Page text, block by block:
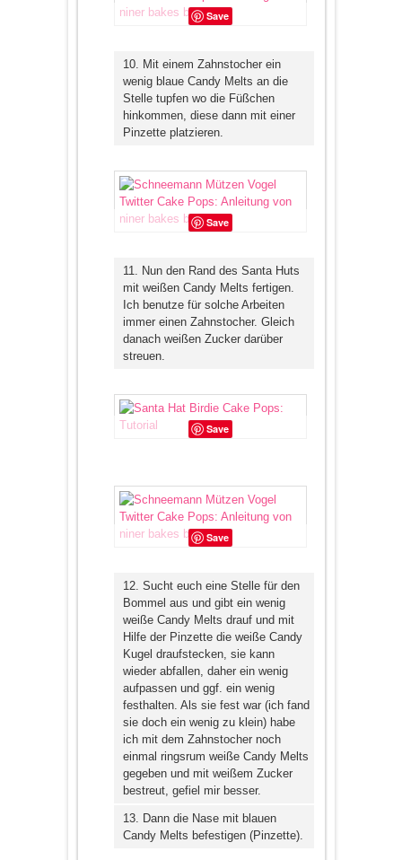
Save
10. Mit einem Zahnstocher ein
wenig blaue Candy Melts an die
Stelle tupfen wo die Füßchen
hinkommen, diese dann mit einer
Pinzette platzieren.
Save
11. Nun den Rand des Santa Huts
mit weißen Candy Melts fertigen.
Ich benutze für solche Arbeiten
immer einen Zahnstocher. Gleich
danach weißen Zucker darüber
streuen.
Save
Save
12. Sucht euch eine Stelle für den
Bommel aus und gibt ein wenig
weiße Candy Melts drauf und mit
Hilfe der Pinzette die weiße Candy
Kugel draufstecken, sie kann
wieder abfallen, daher ein wenig
aufpassen und ggf. ein wenig
festhalten. Als sie fest war (ich fand
sie doch ein wenig zu klein) habe
ich mit dem Zahnstocher noch
einmal ringsrum weiße Candy Melts
gegeben und mit weißem Zucker
bestreut, gefiel mir besser.
13. Dann die Nase mit blauen
Candy Melts befestigen (Pinzette).